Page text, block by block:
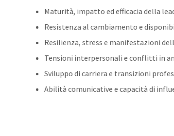
Maturità, impatto ed efficacia della
Resistenza al cambiamento e
Resilienza, stress e manifestazioni
Tensioni interpersonali e conflitti in
Sviluppo di carriera e transizioni
Abilità comunicative e capacità di